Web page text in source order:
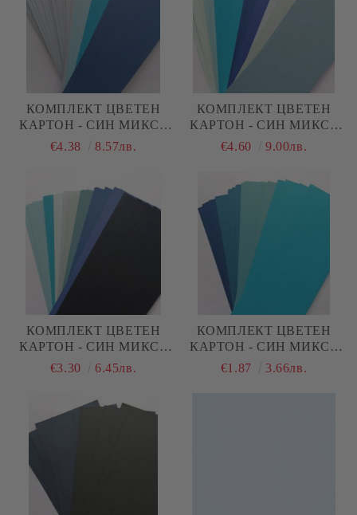
КОМПЛЕКТ ЦВЕТЕН
КАРТОН - СИН МИКС -
6,70 Х 30 СМ - 80 БР.
€4.38 8.57лв.
КОМПЛЕКТ ЦВЕТЕН
КАРТОН - СИН МИКС -
10,50 Х 30 СМ - 50 БР.
€4.60 9.00лв.
КОМПЛЕКТ ЦВЕТЕН
КАРТОН - СИН МИКС -
10,50 Х 30 СМ - 36 БР.
€3.30 6.45лв.
КОМПЛЕКТ ЦВЕТЕН
КАРТОН - СИН МИКС -
10,50 Х 30 СМ - 20 БР.
€1.87 3.66лв.